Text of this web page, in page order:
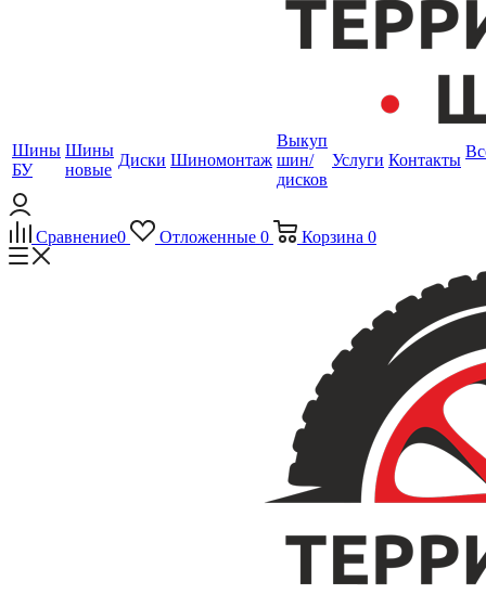
Шины
БУ
Шины
новые
Диски Шиномонтаж
Выкуп
шин/
дисков
Услуги Контакты
Сравнение0 Отложенные 0 Корзина 0